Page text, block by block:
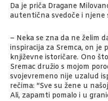
Da je priča Dragane
autentična svedoče i njene
– Neka se zna da ne želim
inspiracija za Sremca, on je
književne istoričare. Ono
Sremac družio s mojom
svojevremeno nije uzalud
rečima: “Sve su žene u
Ali, zapamti pomalo i u